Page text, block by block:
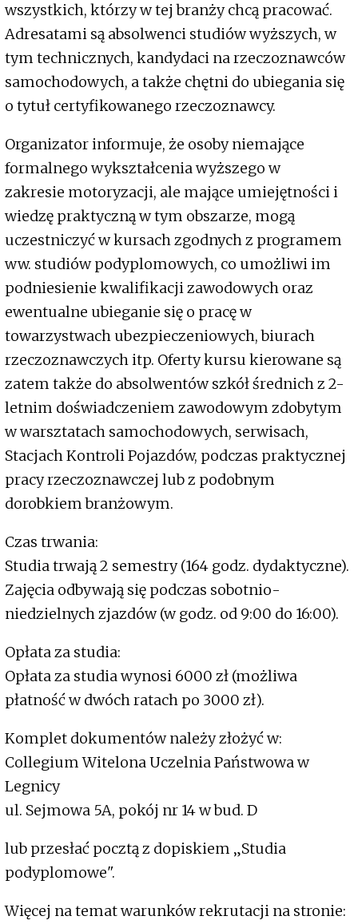
wszystkich, którzy w tej branży chcą pracować.
Adresatami są absolwenci studiów wyższych, w
tym technicznych, kandydaci na rzeczoznawców
samochodowych, a także chętni do ubiegania się
o tytuł certyfikowanego rzeczoznawcy.
Organizator informuje, że osoby niemające
formalnego wykształcenia wyższego w
zakresie motoryzacji, ale mające umiejętności i
wiedzę praktyczną w tym obszarze, mogą
uczestniczyć w kursach zgodnych z programem
ww. studiów podyplomowych, co umożliwi im
podniesienie kwalifikacji zawodowych oraz
ewentualne ubieganie się o pracę w
towarzystwach ubezpieczeniowych, biurach
rzeczoznawczych itp. Oferty kursu kierowane są
zatem także do absolwentów szkół średnich z 2-
letnim doświadczeniem zawodowym zdobytym
w warsztatach samochodowych, serwisach,
Stacjach Kontroli Pojazdów, podczas praktycznej
pracy rzeczoznawczej lub z podobnym
dorobkiem branżowym.
Czas trwania:
Studia trwają 2 semestry (164 godz. dydaktyczne).
Zajęcia odbywają się podczas sobotnio-
niedzielnych zjazdów (w godz. od 9:00 do 16:00).
Opłata za studia:
Opłata za studia wynosi 6000 zł (możliwa
płatność w dwóch ratach po 3000 zł).
Komplet dokumentów należy złożyć w:
Collegium Witelona Uczelnia Państwowa w
Legnicy
ul. Sejmowa 5A, pokój nr 14 w bud. D
lub przesłać pocztą z dopiskiem „Studia
podyplomowe".
Więcej na temat warunków rekrutacji na stronie: